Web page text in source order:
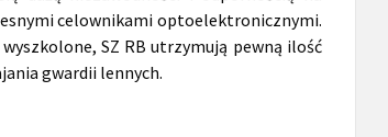
celownikami optoelektronicznymi.
SZ RB utrzymują pewną ilość
gwardii lennych.